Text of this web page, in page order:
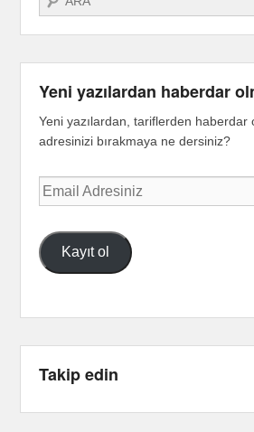
Yeni yazılardan haberdar
Yeni yazılardan, tariflerden haberdar
adresinizi bırakmaya ne dersiniz?
Email
Adresiniz
Kayıt ol
Takip edin